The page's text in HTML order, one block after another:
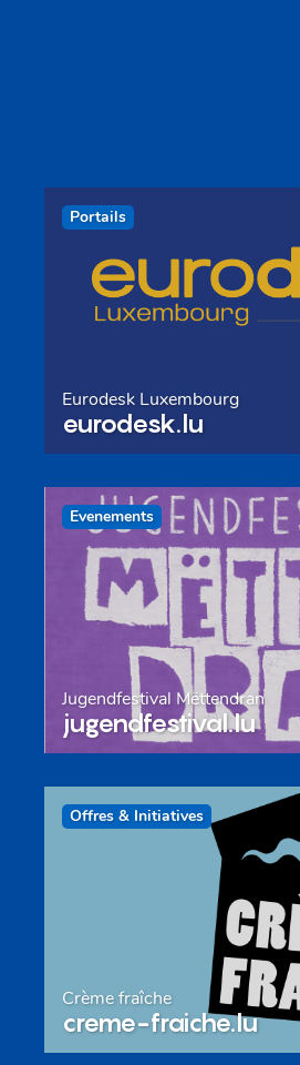
Portails
Eurodesk Luxembourg
eurodesk.lu
Evenements
Jugendfestival Mëttendran
jugendfestival.lu
Offres & Initiatives
Crème fraîche
creme-fraiche.lu